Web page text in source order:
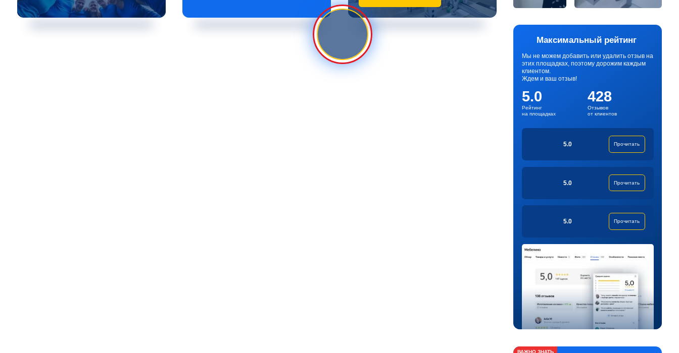
Максимальный рейтинг
Мы не можем добавить или удалить отзыв на
этих площадках, поэтому дорожим каждым
клиентом.
Ждем и ваш отзыв!
5.0
Рейтинг
на площадках
428
Отзывов
от клиентов
5.0 Прочитать
5.0 Прочитать
5.0 Прочитать
ВАЖНО ЗНАТЬ